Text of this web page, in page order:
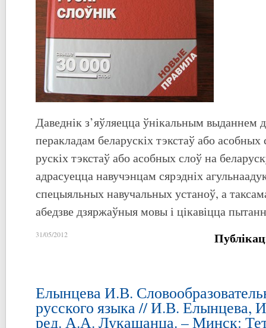
Даведнік з’яўляецца ўнікальным выданнем
перакладам беларускіх тэкстаў або
рускіх тэкстаў або асобных слоў на
адрасуецца навучэнцам сярэдніх
спецыяльных навучальных устаноў, а
абедзве дзяржаўныя мовы і цікавіцца
31/05/2012
Елынцева И.В.
русского языка // И.В. Елынцева,
ред. А.А. Лукашанца. – Минск: